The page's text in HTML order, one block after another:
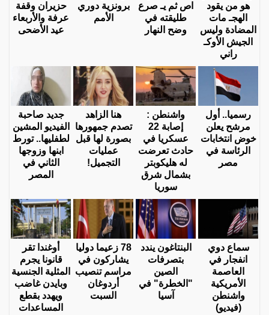
هو من يقود
الهجـ مات
المضادة وليس
الجيش الأوكـ
راني
اص ثم يـ صرع
طليقته في
وضح النهار
برونزية دوري
الأمم
حزيران وقفة
عرفة والأربعاء
عيد الأضحى
رسميا.. أول
مرشح يعلن
خوض انتخابات
الرئاسة في
مصر
واشنطن :
إصابة 22
عسكريا في
حادث تعرضت
له هليكوبتر
بشمال شرق
سوريا
هنا الزاهد
تصدم جمهورها
بصورة لها قبل
عمليات
التجميل!
جديد صاحبة
الفيديو المشين
لطفليها.. تورط
ابنها وزوجها
الثاني في
المصر
سماع دوي
انفجار في
العاصمة
الأمريكية
واشنطن
(فيديو)
البنتاغون يندد
بتصرفات
الصين
"الخطرة" في
آسيا
78 زعيما دوليا
يشاركون في
مراسم تنصيب
أردوغان
السبت
أوغندا تقر
قانونا يجرم
المثلية الجنسية
وبايدن غاضب
ويهدد بقطع
المساعدات